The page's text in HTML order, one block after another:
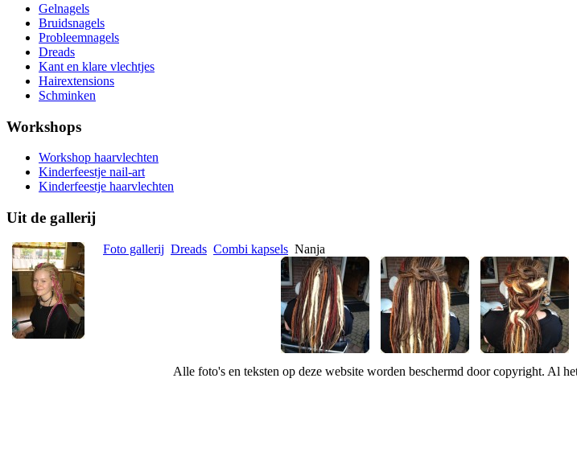
Gelnagels
Bruidsnagels
Probleemnagels
Dreads
Kant en klare vlechtjes
Hairextensions
Schminken
Workshops
Workshop haarvlechten
Kinderfeestje nail-art
Kinderfeestje haarvlechten
Uit de gallerij
Foto gallerij Dreads Combi kapsels Nanja
Alle foto's en teksten op deze website worden beschermd door copyright. Al